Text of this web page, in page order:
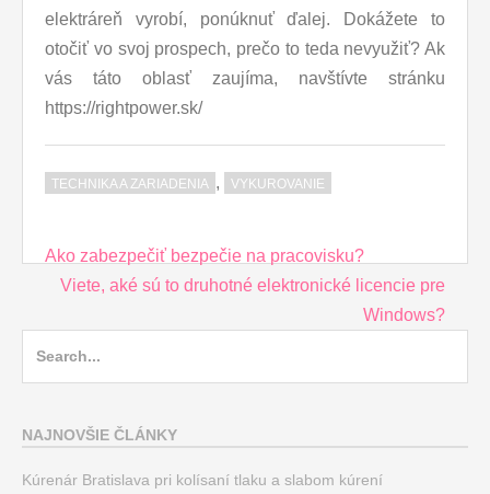
elektráreň vyrobí, ponúknuť ďalej. Dokážete to
otočiť vo svoj prospech, prečo to teda nevyužiť? Ak
vás táto oblasť zaujíma, navštívte stránku
https://rightpower.sk/
TECHNIKA A ZARIADENIA , VYKUROVANIE
Post
navigation
Ako zabezpečiť bezpečie na pracovisku?
Viete, aké sú to druhotné elektronické licencie pre
Windows?
NAJNOVŠIE ČLÁNKY
Kúrenár Bratislava pri kolísaní tlaku a slabom kúrení